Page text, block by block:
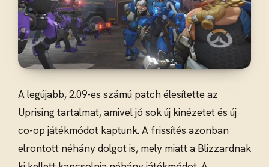
A legújabb, 2.09-es számú patch élesítette az
Uprising tartalmat, amivel jó sok új kinézetet és új
co-op játékmódot kaptunk. A frissítés azonban
elrontott néhány dolgot is, mely miatt a Blizzardnak